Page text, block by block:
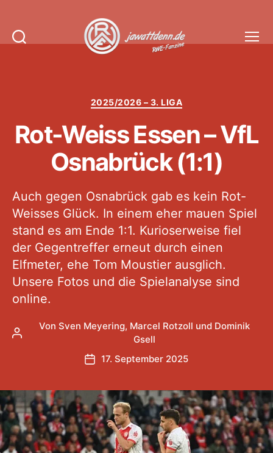
Kategorien
2025/2026 – 3. LIGA
Rot-Weiss Essen – VfL
Osnabrück (1:1)
Auch gegen Osnabrück gab es kein Rot-
Weisses Glück. In einem eher mauen Spiel
stand es am Ende 1:1. Kurioserweise fiel
der Gegentreffer erneut durch einen
Elfmeter, ehe Tom Moustier ausglich.
Unsere Fotos und die Spielanalyse sind
online.
Beitragsautor
Von Sven Meyering, Marcel Rotzoll und Dominik
Gsell
Veröffentlichungsdatum
17. September 2025